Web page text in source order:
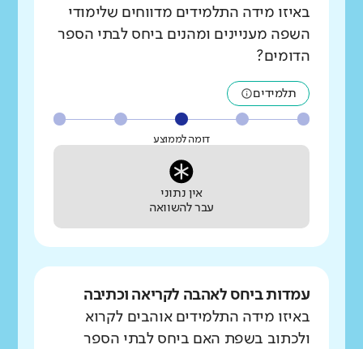
באיזו מידה התלמידים מדווחים שלימודי
השפה מעניינים ומהנים ביחס לבתי הספר
הדומים?
תלמידים
דומה לממוצע
אין נתוני
עבר להשוואה
עמדות ביחס לאהבה לקריאה וכתיבה
באיזו מידה התלמידים אוהבים לקרוא
ולכתוב בשפת האם ביחס לבתי הספר